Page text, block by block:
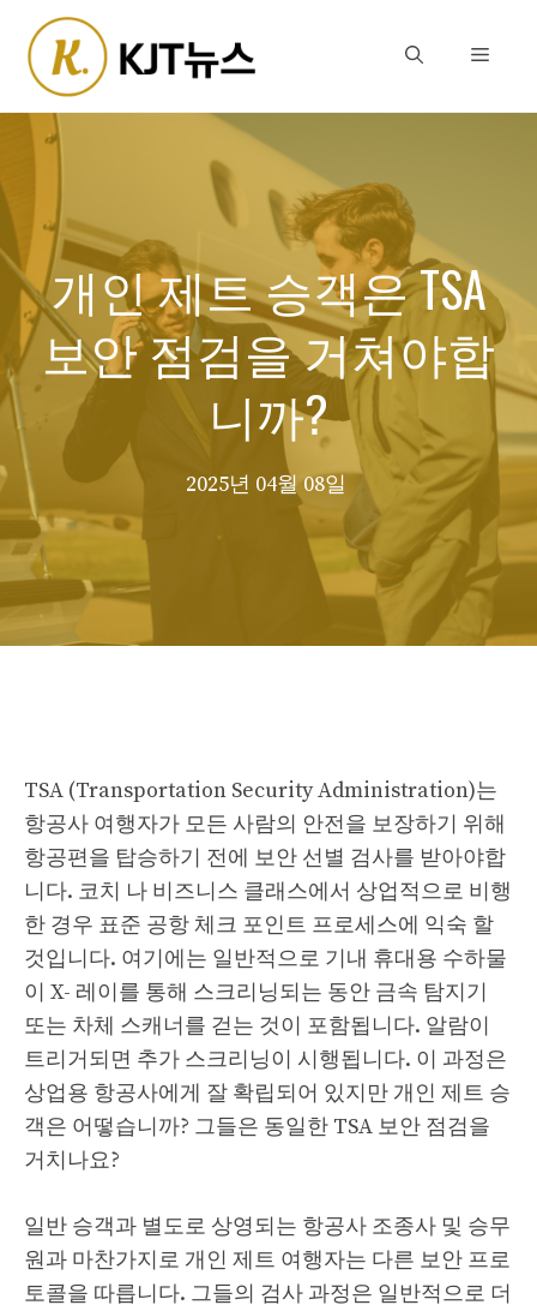
content
Menu
개인 제트 승객은 TSA
보안 점검을 거쳐야합
니까?
2025년 04월 08일
TSA (Transportation Security Administration)는
항공사 여행자가 모든 사람의 안전을 보장하기 위해
항공편을 탑승하기 전에 보안 선별 검사를 받아야합
니다. 코치 나 비즈니스 클래스에서 상업적으로 비행
한 경우 표준 공항 체크 포인트 프로세스에 익숙 할
것입니다. 여기에는 일반적으로 기내 휴대용 수하물
이 X- 레이를 통해 스크리닝되는 동안 금속 탐지기
또는 차체 스캐너를 걷는 것이 포함됩니다. 알람이
트리거되면 추가 스크리닝이 시행됩니다. 이 과정은
상업용 항공사에게 잘 확립되어 있지만 개인 제트 승
객은 어떻습니까? 그들은 동일한 TSA 보안 점검을
거치나요?
일반 승객과 별도로 상영되는 항공사 조종사 및 승무
원과 마찬가지로 개인 제트 여행자는 다른 보안 프로
토콜을 따릅니다. 그들의 검사 과정은 일반적으로 더